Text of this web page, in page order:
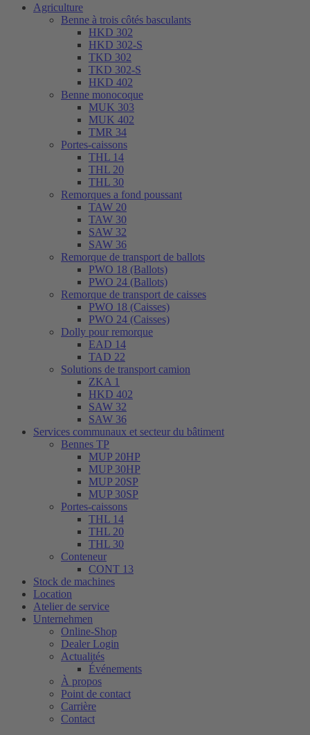
Agriculture
Benne à trois côtés basculants
HKD 302
HKD 302-S
TKD 302
TKD 302-S
HKD 402
Benne monocoque
MUK 303
MUK 402
TMR 34
Portes-caissons
THL 14
THL 20
THL 30
Remorques a fond poussant
TAW 20
TAW 30
SAW 32
SAW 36
Remorque de transport de ballots
PWO 18 (Ballots)
PWO 24 (Ballots)
Remorque de transport de caisses
PWO 18 (Caisses)
PWO 24 (Caisses)
Dolly pour remorque
EAD 14
TAD 22
Solutions de transport camion
ZKA 1
HKD 402
SAW 32
SAW 36
Services communaux et secteur du bâtiment
Bennes TP
MUP 20HP
MUP 30HP
MUP 20SP
MUP 30SP
Portes-caissons
THL 14
THL 20
THL 30
Conteneur
CONT 13
Stock de machines
Location
Atelier de service
Unternehmen
Online-Shop
Dealer Login
Actualités
Événements
À propos
Point de contact
Carrière
Contact